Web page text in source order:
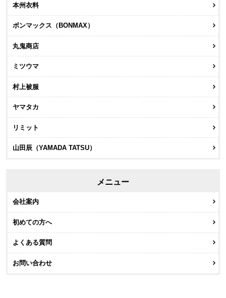
本州衣料
ボンマックス（BONMAX）
丸鬼商店
ミツウマ
村上被服
ヤマタカ
リミット
山田辰（YAMADA TATSU）
メニュー
会社案内
初めての方へ
よくある質問
お問い合わせ